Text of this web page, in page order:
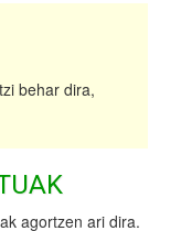
behar dira,
agortzen ari dira.